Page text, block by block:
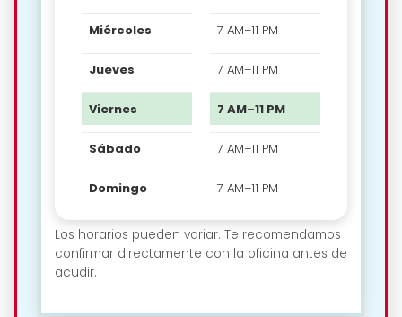
Miércoles 7 AM–11 PM
Jueves 7 AM–11 PM
Viernes 7 AM–11 PM
Sábado 7 AM–11 PM
Domingo 7 AM–11 PM
Los horarios pueden variar. Te recomendamos
confirmar directamente con la oficina antes de
acudir.